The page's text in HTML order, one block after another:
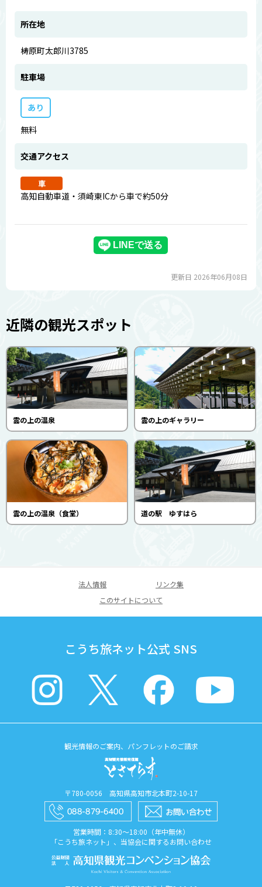
所在地
梼原町太郎川3785
駐車場
あり
無料
交通アクセス
車
高知自動車道・須崎東ICから車で約50分
更新日 2026年06月08日
近隣の観光スポット
雲の上の温泉 雲の上のギャラリー
雲の上の温泉（食堂） 道の駅 ゆすはら
法人情報
リンク集
このサイトについて
こうち旅ネット公式 SNS
観光情報のご案内、パンフレットのご請求
〒780-0056 高知県高知市北本町2-10-17
営業時間：8:30〜18:00（年中無休）
「こうち旅ネット」、当協会に関するお問い合わせ